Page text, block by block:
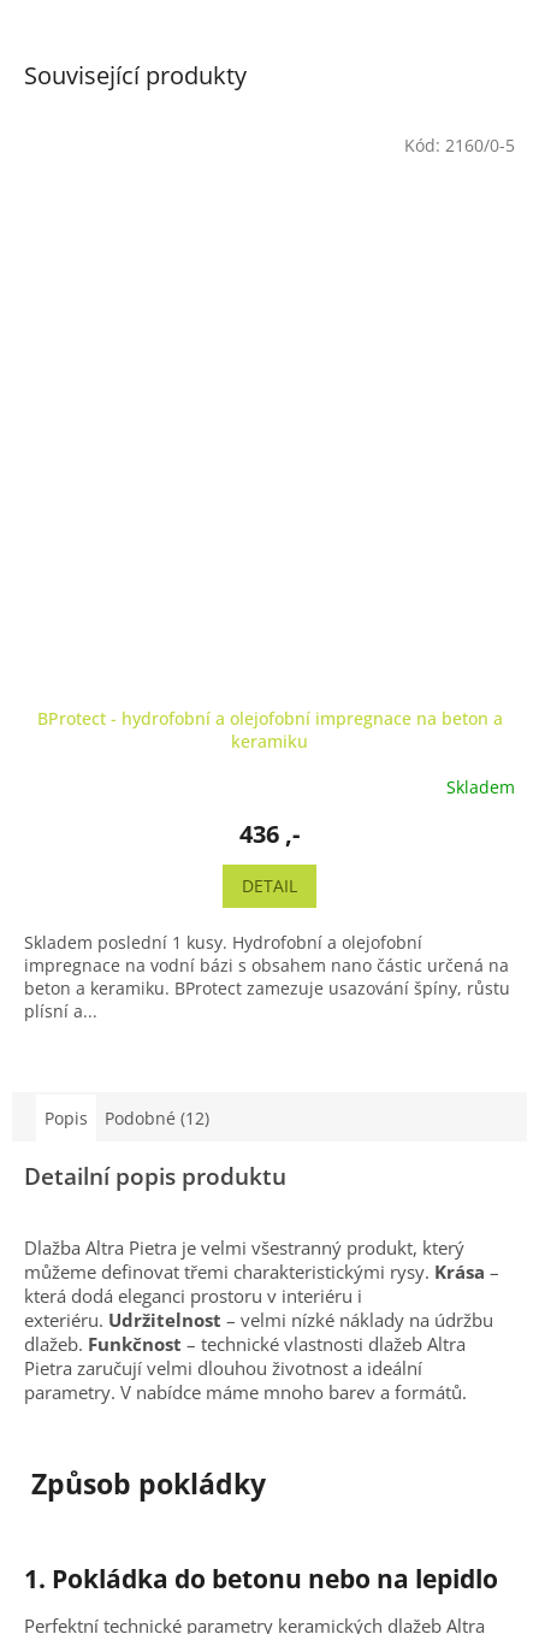
Související produkty
BProtect - hydrofobní a olejofobní impregnace na beton a
keramiku
Skladem
436 ,-
DETAIL
Skladem poslední 1 kusy. Hydrofobní a olejofobní
impregnace na vodní bázi s obsahem nano částic určená na
beton a keramiku. BProtect zamezuje usazování špíny, růstu
plísní a...
Kód: 2160/0-5
Popis Podobné (12)
Detailní popis produktu
Dlažba Altra Pietra je velmi všestranný produkt, který
můžeme definovat třemi charakteristickými rysy. Krása –
která dodá eleganci prostoru v interiéru i
exteriéru. Udržitelnost – velmi nízké náklady na údržbu
dlažeb. Funkčnost – technické vlastnosti dlažeb Altra
Pietra zaručují velmi dlouhou životnost a ideální
parametry. V nabídce máme mnoho barev a formátů.
Způsob pokládky
1. Pokládka do betonu nebo na lepidlo
Perfektní technické parametry keramických dlažeb Altra